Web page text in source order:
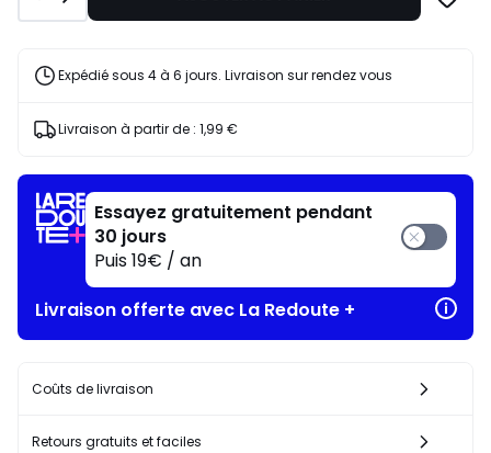
l’achat
articles
J'en
Expédié sous 4 à 6 jours. Livraison sur rendez vous
Livraison à partir de : 1,99 €
Essayez gratuitement pendant
30 jours
Puis 19€ / an
Livraison offerte avec La Redoute +
Coûts de livraison
Retours gratuits et faciles